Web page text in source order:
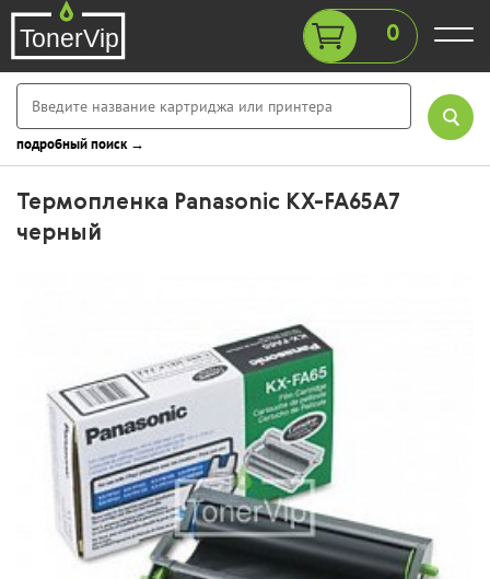
0
подробный поиск →
Термопленка Panasonic KX-FA65A7
черный